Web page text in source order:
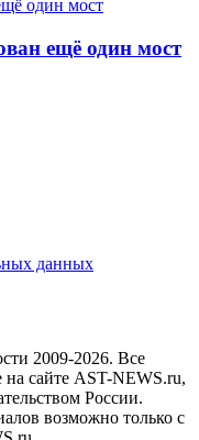
ещё один мост
данных
2009-2026. Все
сайте AST-NEWS.ru,
России.
возможно только с